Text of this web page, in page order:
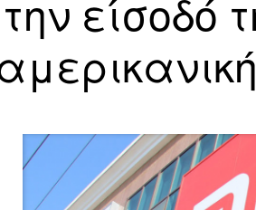
την είσοδό